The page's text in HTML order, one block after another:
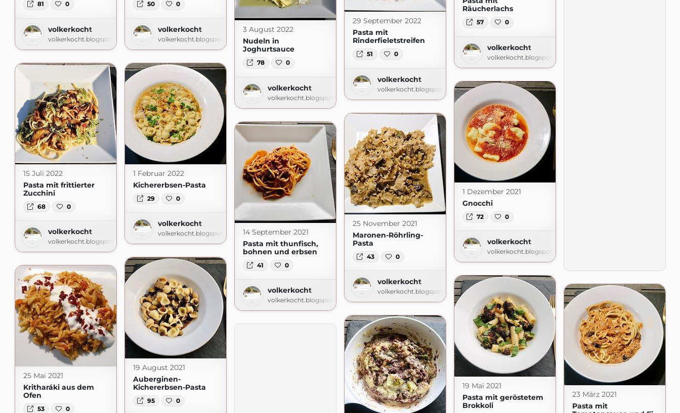
81 0
volkerkocht
volkerkocht.blogspot.com
50 0
volkerkocht
volkerkocht.blogspot.com
Räucherlachs
57 0
volkerkocht
volkerkocht.blogspot.com
29 September 2022
Pasta mit
Rinderfieletstreifen
51 0
volkerkocht
volkerkocht.blogspot.com
3 August 2022
Nudeln in
Joghurtsauce
78 0
volkerkocht
volkerkocht.blogspot.com
15 Juli 2022
Pasta mit frittierter
Zucchini
68 0
volkerkocht
volkerkocht.blogspot.com
1 Februar 2022
Kichererbsen-Pasta
29 0
volkerkocht
volkerkocht.blogspot.com
1 Dezember 2021
Gnocchi
72 0
volkerkocht
volkerkocht.blogspot.com
25 November 2021
Maronen-Röhrling-
Pasta
43 0
volkerkocht
volkerkocht.blogspot.com
14 September 2021
Pasta mit thunfisch,
bohnen und erbsen
41 0
volkerkocht
volkerkocht.blogspot.com
19 August 2021
Auberginen-
Kichererbsen-Pasta
95 0
25 Mai 2021
Kritharáki aus dem
Ofen
53 0
19 Mai 2021
Pasta mit geröstetem
Brokkoli
23 März 2021
Pasta mit